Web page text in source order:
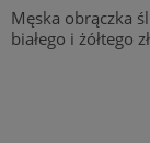
Męska obrączka
białego i żółtego